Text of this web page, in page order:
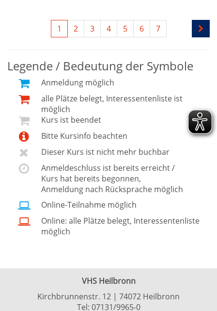
1 2 3 4 5 6 7
Legende / Bedeutung der Symbole
Anmeldung möglich
alle Plätze belegt, Interessentenliste ist
möglich
Kurs ist beendet
Bitte Kursinfo beachten
Dieser Kurs ist nicht mehr buchbar
Anmeldeschluss ist bereits erreicht /
Kurs hat bereits begonnen,
Anmeldung nach Rücksprache möglich
Online-Teilnahme möglich
Online: alle Plätze belegt, Interessentenliste
möglich
VHS Heilbronn
Kirchbrunnenstr. 12 | 74072 Heilbronn
Tel: 07131/9965-0